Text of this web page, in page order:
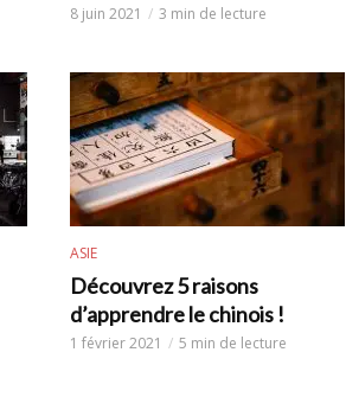
8 juin 2021 3 min de lecture
ASIE
Découvrez 5 raisons
d’apprendre le chinois !
1 février 2021 5 min de lecture